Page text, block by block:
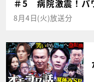
＃5 病院激震！パ
8月4日(火)放送分